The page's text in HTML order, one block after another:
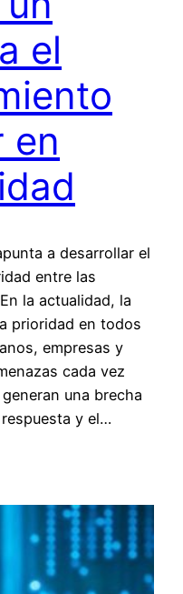
el
en
a desarrollar el
entre las
la actualidad, la
prioridad en todos
empresas y
cada vez
una brecha
y el…